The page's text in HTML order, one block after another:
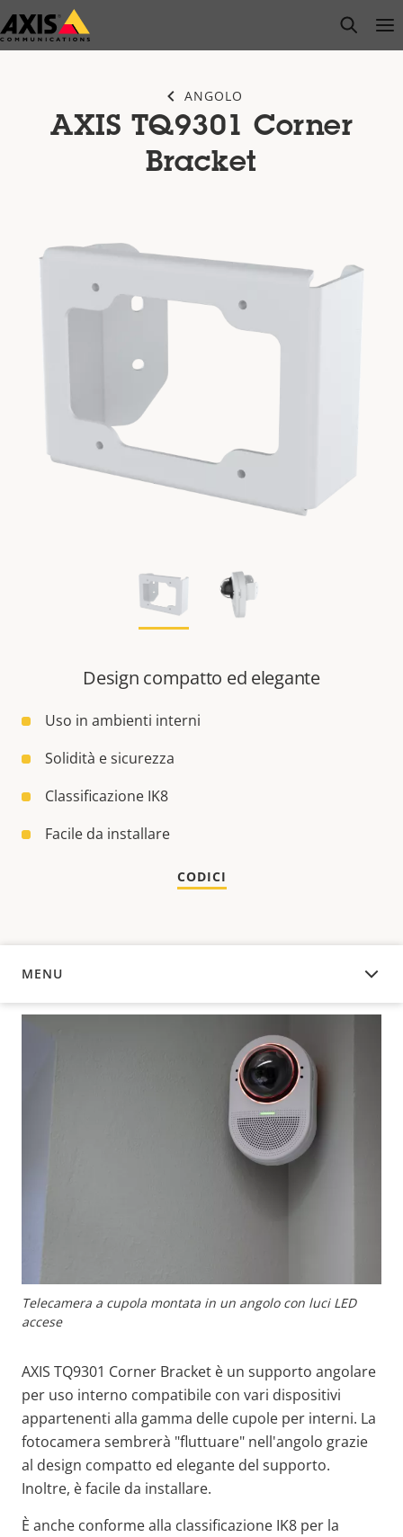
Salta
al
open
ANGOLO
AXIS TQ9301 Corner
Bracket
Design compatto ed elegante
Uso in ambienti interni
Solidità e sicurezza
Classificazione IK8
Facile da installare
CODICI
MENU
PANORAMICA
Telecamera a cupola montata in un angolo con luci LED
accese
AXIS TQ9301 Corner Bracket è un supporto angolare
per uso interno compatibile con vari dispositivi
appartenenti alla gamma delle cupole per interni. La
fotocamera sembrerà "fluttuare" nell'angolo grazie
al design compatto ed elegante del supporto.
Inoltre, è facile da installare.
È anche conforme alla classificazione IK8 per la